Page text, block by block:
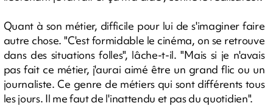
Quant à son métier, difficile pour lui de s'imaginer faire
autre chose. "C'est formidable le cinéma, on se retrouve
dans des situations folles", lâche-t-il. "Mais si je n'avais
pas fait ce métier, j'aurai aimé être un grand flic ou un
journaliste. Ce genre de métiers qui sont différents tous
les jours. Il me faut de l'inattendu et pas du quotidien".